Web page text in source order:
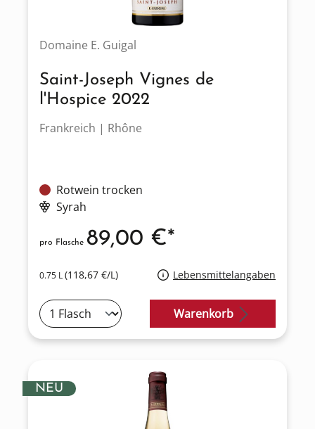
Domaine E. Guigal
Saint-Joseph Vignes de
l'Hospice 2022
Frankreich | Rhône
Rotwein trocken
Syrah
0.75 L(118,67 €/L) Lebensmittelangaben
pro Flasche 89,00 €*
Warenkorb
NEU